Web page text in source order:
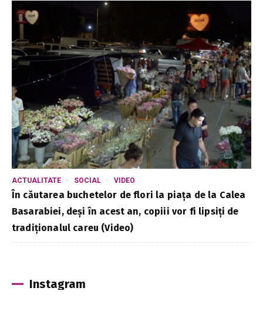
ACTUALITATE SOCIAL VIDEO
În căutarea buchetelor de flori la piața de la Calea
Basarabiei, deși în acest an, copiii vor fi lipsiți de
tradiționalul careu (Video)
Instagram